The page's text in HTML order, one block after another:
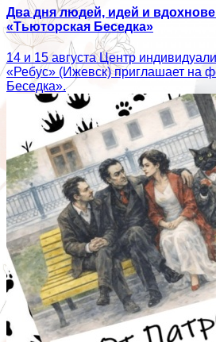
Два дня людей, идей и
«Тьюторская Беседка»
14 и 15 августа Центр
«Ребус» (Ижевск) приглашает на
Беседка».